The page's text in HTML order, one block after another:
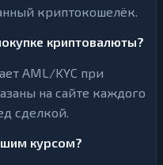
криптокошелёк.
криптовалюты?
AML/KYC при
на сайте каждого
сделкой.
курсом?